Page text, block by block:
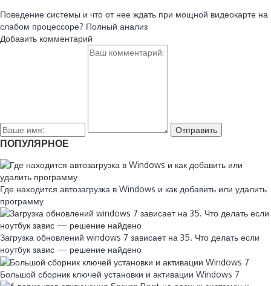
Поведение системы и что от нее ждать при мощной видеокарте на
слабом процессоре? Полный анализ
Добавить комментарий
ПОПУЛЯРНОЕ
Где находится автозагрузка в Windows и как добавить или удалить
программу
Загрузка обновлений windows 7 зависает на 35. Что делать если
ноутбук завис — решение найдено
Большой сборник ключей установки и активации Windows 7